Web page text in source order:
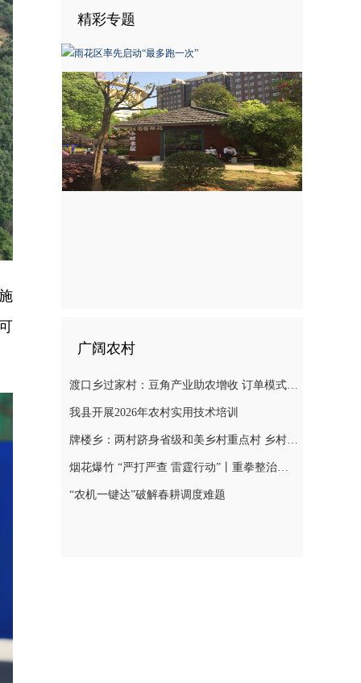
精彩专题
广阔农村
渡口乡过家村：豆角产业助农增收 订单模式铺就致富路
我县开展2026年农村实用技术培训
牌楼乡：两村跻身省级和美乡村重点村 乡村振兴迎来“加速跑”
烟花爆竹 “严打严查 雷霆行动”丨重拳整治非法储存烟花爆竹 筑牢辖区安全防线
“农机一键达”破解春耕调度难题